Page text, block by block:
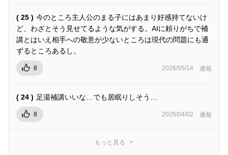
( 25 ) 今のところ主人公のまる子にはあまり好感持てないけ
ど、わざとそう見せてるような気がする。AIに頼りがちで補
講とはいえ相手への敬意が少ないところは現代の問題にも通
ずるところあるし。
8 2026/05/14 通報
( 24 ) 足湯補講いいな…でも居眠りしそう…
8 2026/04/02 通報
もっと見る